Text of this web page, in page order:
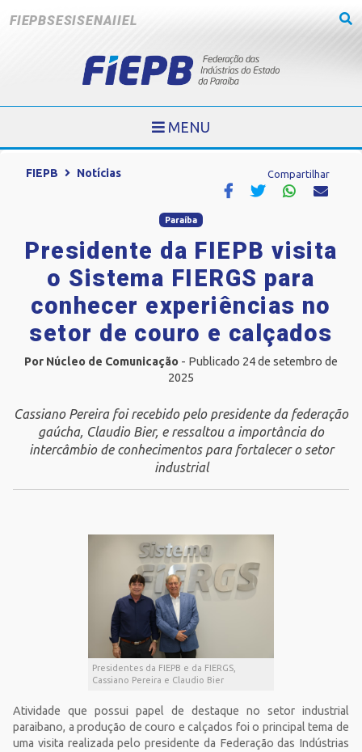
FIEPBSESISENAIIEL
MENU
FIEPB Notícias Compartilhar
Paraíba
Presidente da FIEPB visita
o Sistema FIERGS para
conhecer experiências no
setor de couro e calçados
Por Núcleo de Comunicação - Publicado 24 de setembro de
2025
Cassiano Pereira foi recebido pelo presidente da federação
gaúcha, Claudio Bier, e ressaltou a importância do
intercâmbio de conhecimentos para fortalecer o setor
industrial
Presidentes da FIEPB e da FIERGS,
Cassiano Pereira e Claudio Bier
Atividade que possui papel de destaque no setor industrial
paraibano, a produção de couro e calçados foi o principal tema de
uma visita realizada pelo presidente da Federação das Indústrias